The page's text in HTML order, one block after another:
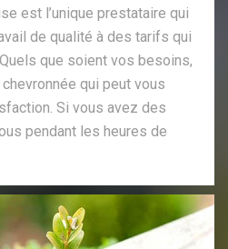
est l’unique prestataire qui
de qualité à des tarifs qui
que soient vos besoins,
qui peut vous
Si vous avez des
pendant les heures de